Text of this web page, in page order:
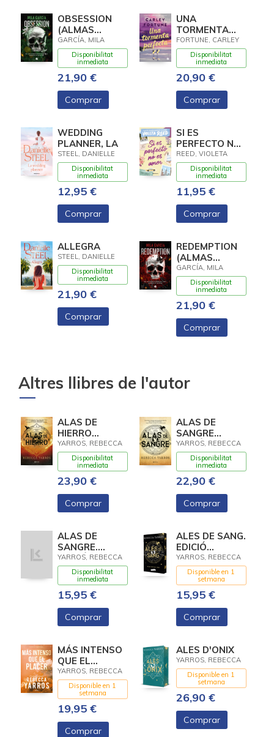
OBSESSION
(ALMAS
LETALES 2)
GARCÍA, MILA
Disponibilitat
inmediata
21,90 €
Comprar
UNA
TORMENTA
PERFECTA
FORTUNE, CARLEY
Disponibilitat
inmediata
20,90 €
Comprar
WEDDING
PLANNER, LA
STEEL, DANIELLE
Disponibilitat
inmediata
12,95 €
Comprar
SI ES
PERFECTO NO
ES AMOR
REED, VIOLETA
Disponibilitat
inmediata
11,95 €
Comprar
ALLEGRA
STEEL, DANIELLE
Disponibilitat
inmediata
21,90 €
Comprar
REDEMPTION
(ALMAS
LETALES 1)
GARCÍA, MILA
Disponibilitat
inmediata
21,90 €
Comprar
Altres llibres de l'autor
ALAS DE
HIERRO
(EMPÍREO 2)
YARROS, REBECCA
Disponibilitat
inmediata
23,90 €
Comprar
ALAS DE
SANGRE
(EMPÍREO 1)
YARROS, REBECCA
Disponibilitat
inmediata
22,90 €
Comprar
ALAS DE
SANGRE.
EDICIÓN
ESPECIAL
LIMITADA CON
CANTOS
DECORADOS
YARROS, REBECCA
Disponibilitat
inmediata
15,95 €
Comprar
ALES DE SANG.
EDICIÓ
ESPECIAL
LIMITADA AMB
CANTELLS
DECORATS
YARROS, REBECCA
Disponible en 1
setmana
15,95 €
Comprar
MÁS INTENSO
QUE EL
PLACER
(VUELO Y
GLORIA 3)
YARROS, REBECCA
Disponible en 1
setmana
19,95 €
Comprar
ALES D'ONIX
YARROS, REBECCA
Disponible en 1
setmana
26,90 €
Comprar